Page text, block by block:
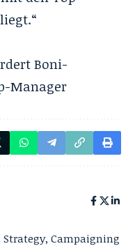
Boni-
Manager
Strategy, Campaigning